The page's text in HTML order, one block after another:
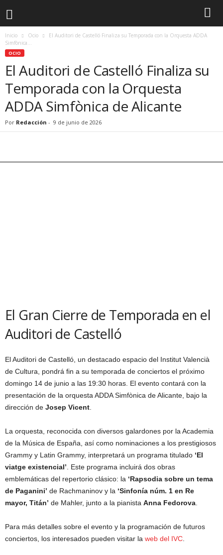
Inicio Ocio
El Auditori de Castelló Finaliza su Temporada con la Orquesta ADDA
Simfònica...
OCIO
El Auditori de Castelló Finaliza su
Temporada con la Orquesta
ADDA Simfònica de Alicante
Por Redacción - 9 de junio de 2026
El Gran Cierre de Temporada en el
Auditori de Castelló
El Auditori de Castelló, un destacado espacio del Institut Valencià
de Cultura, pondrá fin a su temporada de conciertos el próximo
domingo 14 de junio a las 19:30 horas. El evento contará con la
presentación de la orquesta ADDA Simfònica de Alicante, bajo la
dirección de Josep Vicent
La orquesta, reconocida con diversos galardones por la Academia
de la Música de España, así como nominaciones a los prestigiosos
Grammy y Latin Grammy, interpretará un programa titulado ‘El
viatge existencial’ . Este programa incluirá dos obras
emblemáticas del repertorio clásico: la ‘Rapsodia sobre un tema
de Paganini’ de Rachmaninov y la ‘Sinfonía núm. 1 en Re
mayor, Titán’ de Mahler, junto a la pianista Anna Fedorova
Para más detalles sobre el evento y la programación de futuros
conciertos, los interesados pueden visitar la web del IVC